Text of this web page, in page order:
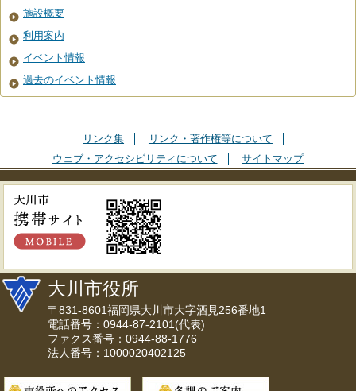
施設概要
利用案内
イベント情報
過去のイベント情報
リンク集
リンク・著作権等について
ウェブ・アクセシビリティについて
サイトマップ
大川市役所
〒831-8601福岡県大川市大字酒見256番地1
電話番号：0944-87-2101(代表)
ファクス番号：0944-88-1776
法人番号：1000020402125